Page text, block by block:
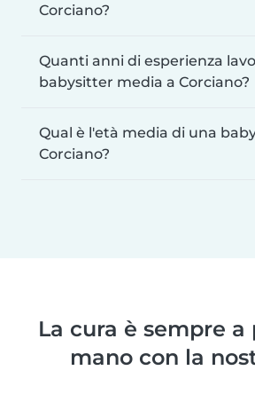
Corciano?
Quanti anni di esperienza
babysitter media a Corciano?
Qual è l'età media di una
Corciano?
La cura è sempre
mano con la